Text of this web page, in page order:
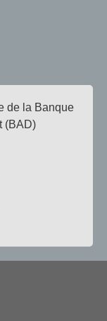
de la Banque
(BAD)